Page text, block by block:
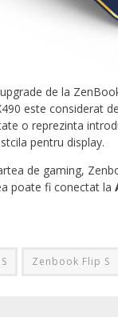
de la
este considerat
o reprezinta
pentru display.
de gaming,
poate fi conectat la
Zenbook Flip S